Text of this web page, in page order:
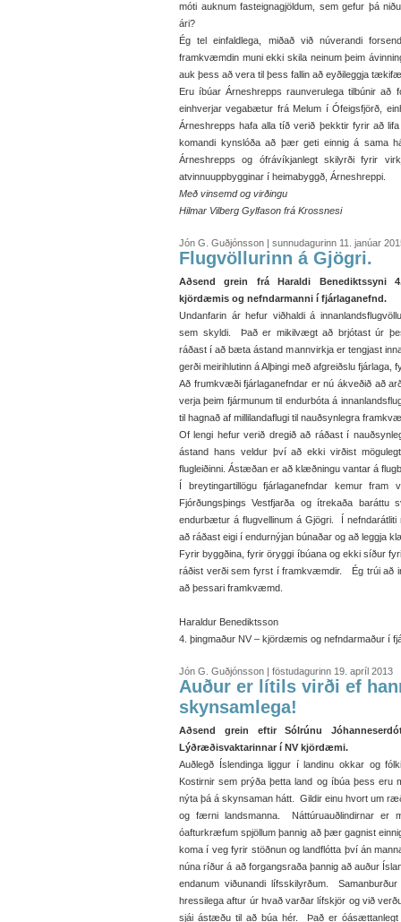
móti auknum fasteignagjöldum, sem gefur þá
ári?
Ég tel einfaldlega, miðað við núverandi
framkvæmdin muni ekki skila neinum þeim
auk þess að vera til þess fallin að eyðileggja
Eru íbúar Árneshrepps raunverulega tilbúnir
einhverjar vegabætur frá Melum í Ófeigsfjörð,
Árneshrepps hafa alla tíð verið þekktir fyrir að
komandi kynslóða að þær geti einnig á sama
Árneshrepps og ófrávíkjanlegt skilyrði fyrir
atvinnuuppbygginar í heimabyggð, Árneshreppi.
Með vinsemd og virðingu
Hilmar Vilberg Gylfason frá Krossnesi
Jón G. Guðjónsson | sunnudagurinn 11. janúar
Flugvöllurinn á Gjögri.
Aðsend grein frá Haraldi Benediktssyni
kjördæmis og nefndarmanni í fjárlaganefnd.
Undanfarin ár hefur viðhaldi á
sem skyldi. Það er mikilvægt að brjótast úr
ráðast í að bæta ástand mannvirkja er tengjast
gerði meirihlutinn á Alþingi með afgreiðslu fjárlaga,
Að frumkvæði fjárlaganefndar er nú ákveðið að
verja þeim fjármunum til endurbóta á
til hagnað af millilandaflugi til nauðsynlegra
Of lengi hefur verið dregið að ráðast í
ástand hans veldur því að ekki virðist
flugleiðinni. Ástæðan er að klæðningu vantar á
Í breytingartillögu fjárlaganefndar kemur
Fjórðungsþings Vestfjarða og ítrekaða
endurbætur á flugvellinum á Gjögri. Í
að ráðast eigi í endurnýjan búnaðar og að leggja
Fyrir byggðina, fyrir öryggi íbúana og ekki síður
ráðist verði sem fyrst í framkvæmdir. Ég trúi að
að þessari framkvæmd.
Haraldur Benediktsson
4. þingmaður NV – kjördæmis og nefndarmaður í
Jón G. Guðjónsson | föstudagurinn 19. apríl 2013
Auður er lítils virði ef
skynsamlega!
Aðsend grein eftir Sólrúnu
Lýðræðisvaktarinnar í NV kjördæmi.
Auðlegð Íslendinga liggur í landinu okkar og
Kostirnir sem prýða þetta land og íbúa þess eru
nýta þá á skynsaman hátt. Gildir einu hvort um
og færni landsmanna. Náttúruauðlindirnar
óafturkræfum spjöllum þannig að þær gagnist
koma í veg fyrir stöðnun og landflótta því án
núna ríður á að forgangsraða þannig að auður
endanum viðunandi lífsskilyrðum.
hressilega aftur úr hvað varðar lífskjör og við
sjái ástæðu til að búa hér. Það er